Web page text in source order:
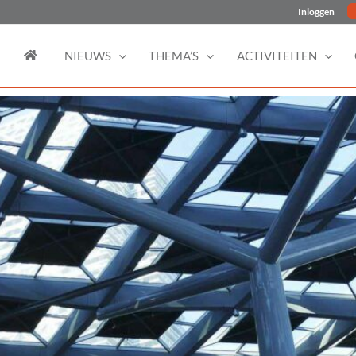
Inloggen
NIEUWS THEMA’S ACTIVITEITEN